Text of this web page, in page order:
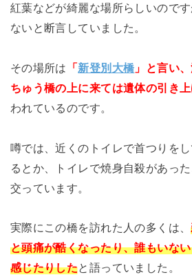
紅葉などが綺麗な場所らしいので
ないと断言していました。
その場所は 「新登別大橋 」と言い
ちゅう橋の上に来ては遺体の引き
われているのです。
噂では、近くのトイレで首つりを
るとか、トイレで焼身自殺があっ
交っています。
実際にこの橋を訪れた人の多くは、
と頭痛が酷くなったり、誰もいな
感じたりしたと語っていました。